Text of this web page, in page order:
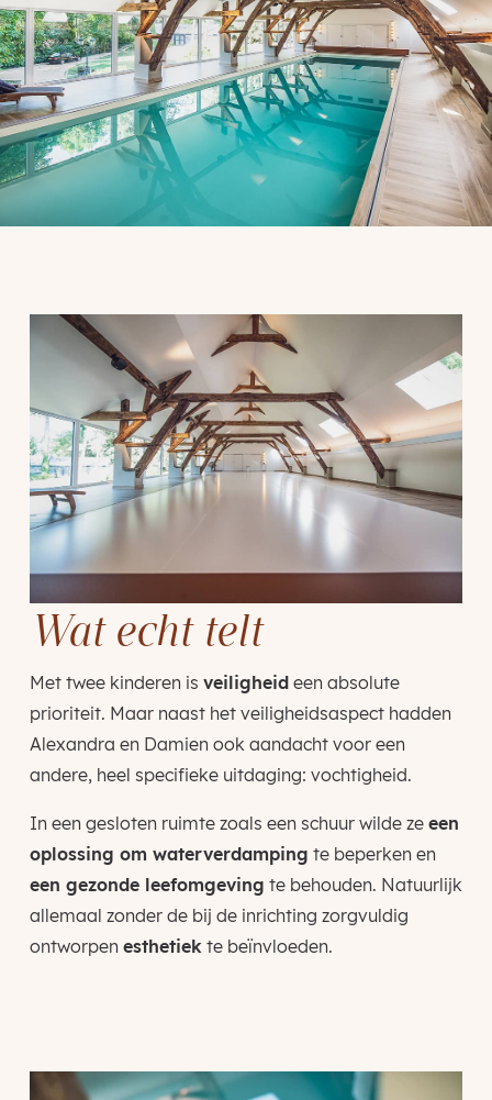
Wat echt telt
Met twee kinderen is veiligheideen absolute
prioriteit. Maar naast het veiligheidsaspect hadden
Alexandra en Damien ook aandacht voor een
andere, heel specifieke uitdaging: vochtigheid.
In een gesloten ruimte zoals een schuur wilde ze een
oplossing om waterverdamping te beperken en
een gezonde leefomgeving te behouden. Natuurlijk
allemaal zonder de bij de inrichting zorgvuldig
ontworpen esthetiekte beïnvloeden.